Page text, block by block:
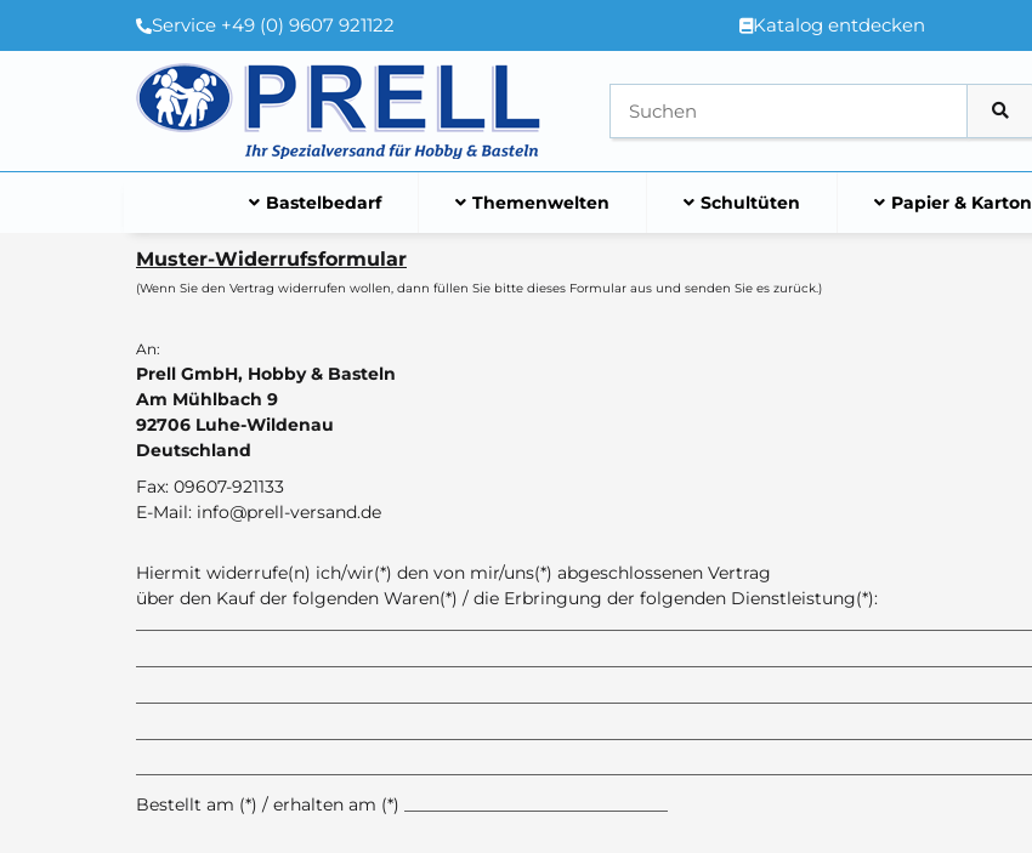
Service +49 (0) 9607 921122 Katalog entdecken
Bastelbedarf Themenwelten Schultüten Papier & Karton
Muster-Widerrufsformular
(Wenn Sie den Vertrag widerrufen wollen, dann füllen Sie bitte dieses Formular aus und senden Sie es zurück.)
An:
Prell GmbH, Hobby & Basteln
Am Mühlbach 9
92706 Luhe-Wildenau
Deutschland
Fax: 09607-921133
E-Mail: info@prell-versand.de
Hiermit widerrufe(n) ich/wir(*) den von mir/uns(*) abgeschlossenen Vertrag
über den Kauf der folgenden Waren(*) / die Erbringung der folgenden Dienstleistung(*):
Bestellt am (*) / erhalten am (*) _______________________________